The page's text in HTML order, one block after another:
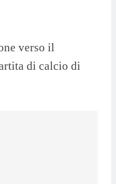
verso il
di calcio di